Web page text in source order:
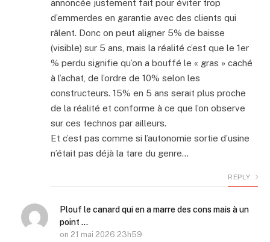
annoncée justement fait pour éviter trop
d’emmerdes en garantie avec des clients qui
râlent. Donc on peut aligner 5% de baisse
(visible) sur 5 ans, mais la réalité c’est que le 1er
% perdu signifie qu’on a bouffé le « gras » caché
à l’achat, de l’ordre de 10% selon les
constructeurs. 15% en 5 ans serait plus proche
de la réalité et conforme à ce que l’on observe
sur ces technos par ailleurs.
Et c’est pas comme si l’autonomie sortie d’usine
n’était pas déjà la tare du genre…
REPLY
Plouf le canard qui en a marre des cons mais à un
point ...
on 21 mai 2026 23h59